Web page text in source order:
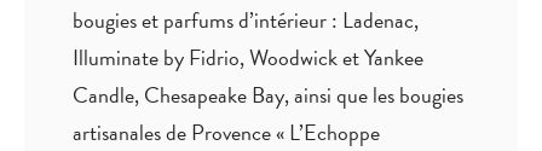
bougies et parfums d’intérieur : Ladenac,
Illuminate by Fidrio, Woodwick et Yankee
Candle, Chesapeake Bay, ainsi que les bougies
artisanales de Provence « L’Echoppe